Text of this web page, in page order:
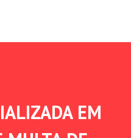
EM